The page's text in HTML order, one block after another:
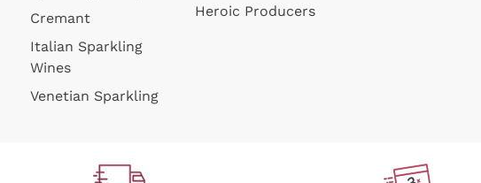
Cremant
Italian Sparkling
Wines
Venetian Sparkling
Heroic Producers